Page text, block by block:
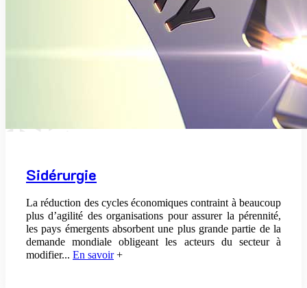
Sidérurgie
La réduction des cycles économiques contraint à beaucoup
plus d’agilité des organisations pour assurer la pérennité,
les pays émergents absorbent une plus grande partie de la
demande mondiale obligeant les acteurs du secteur à
modifier... En savoir+